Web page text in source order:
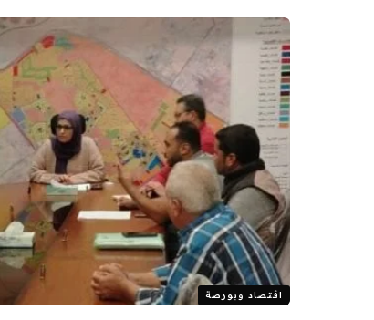
اقتصاد وبورصة